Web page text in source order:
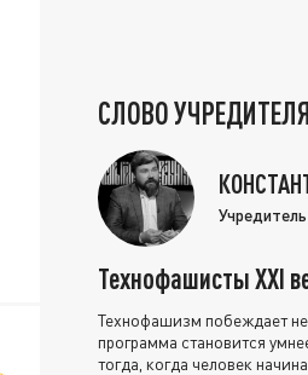
СЛОВО УЧРЕДИТЕЛЯ
Технофашисты XXI
Технофашизм побеждает не
программа становится
тогда, когда человек